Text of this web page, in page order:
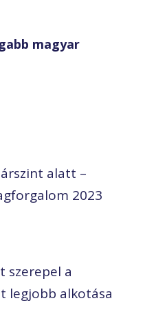
magyar
alatt –
2023
szerepel a
legjobb alkotása